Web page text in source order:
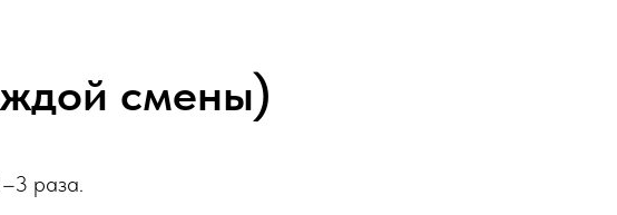
смены)
раза.